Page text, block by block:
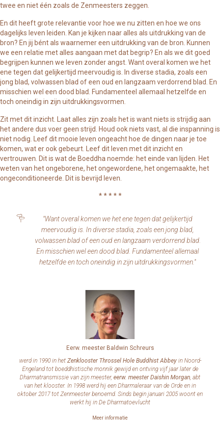
twee en niet één zoals de Zenmeesters zeggen.
En dit heeft grote relevantie voor hoe we nu zitten en hoe we ons
dagelijks leven leiden. Kan je kijken naar alles als uitdrukking van de
bron? En jij bént als waarnemer een uitdrukking van de bron. Kunnen
we een relatie met alles aangaan met dat begrip? En als we dit goed
begrijpen kunnen we leven zonder angst. Want overal komen we het
ene tegen dat gelijkertijd meervoudig is. In diverse stadia, zoals een
jong blad, volwassen blad of een oud en langzaam verdorrend blad. En
misschien wel een dood blad. Fundamenteel allemaal hetzelfde en
toch oneindig in zijn uitdrukkingsvormen.
Zit met dit inzicht. Laat alles zijn zoals het is want niets is strijdig aan
het andere dus voer geen strijd. Houd ook niets vast, al die inspanning is
niet nodig. Leef dit mooie leven ongeacht hoe de dingen naar je toe
komen, wat er ook gebeurt. Leef dit leven met dit inzicht en
vertrouwen. Dit is wat de Boeddha noemde: het einde van lijden. Het
weten van het ongeborene, het ongewordene, het ongemaakte, het
ongeconditioneerde. Dit is bevrijd leven.
* * * * *
"Want overal komen we het ene tegen dat gelijkertijd
meervoudig is. In diverse stadia, zoals een jong blad,
volwassen blad of een oud en langzaam verdorrend blad.
En misschien wel een dood blad. Fundamenteel allemaal
hetzelfde en toch oneindig in zijn uitdrukkingsvormen."
Eerw. meester Baldwin Schreurs
werd in 1990 in het Zenklooster Throssel Hole Buddhist Abbeyin Noord-
Engeland tot boeddhistische monnik gewijd en ontving vijf jaar later de
Dharmatransmissie van zijn meester, eerw. meester Daishin Morgan, abt
van het klooster. In 1998 werd hij een Dharmaleraar van de Orde en in
oktober 2017 tot Zenmeester benoemd. Sinds begin januari 2005 woont en
werkt hij in De Dharmatoevlucht
Meer informatie